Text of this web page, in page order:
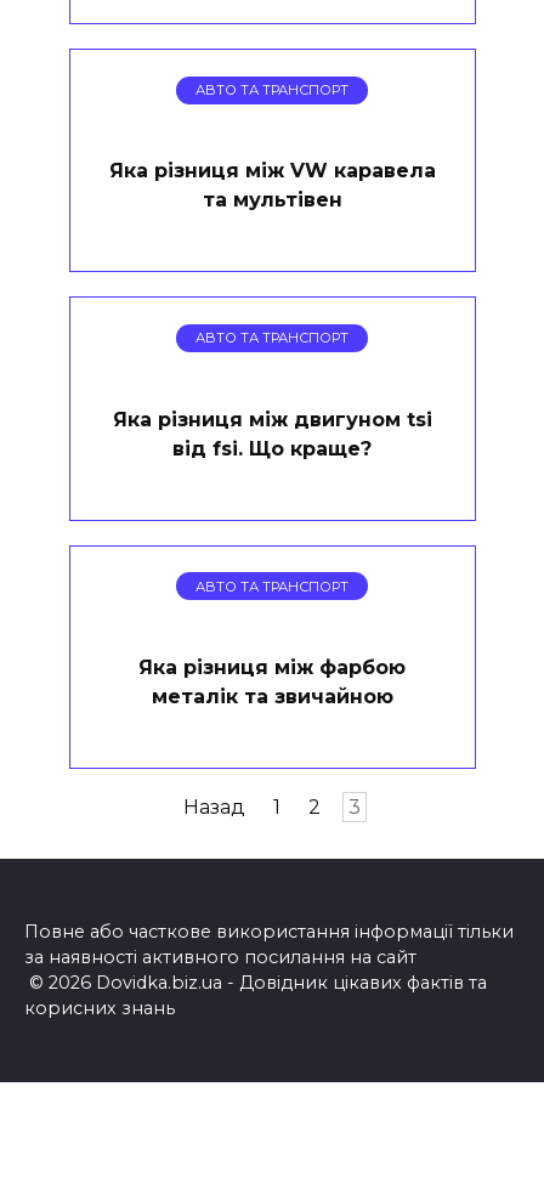
АВТО ТА ТРАНСПОРТ
Яка різниця між VW каравела
та мультівен
АВТО ТА ТРАНСПОРТ
Яка різниця між двигуном tsi
від fsi. Що краще?
АВТО ТА ТРАНСПОРТ
Яка різниця між фарбою
металік та звичайною
Назад 1 2 3
Повне або часткове використання інформації тільки
за наявності активного посилання на сайт
© 2026 Dovidka.biz.ua - Довідник цікавих фактів та
корисних знань